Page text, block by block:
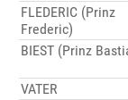
FLEDERIC (Prinz
Frederic)
BIEST (Prinz
VATER